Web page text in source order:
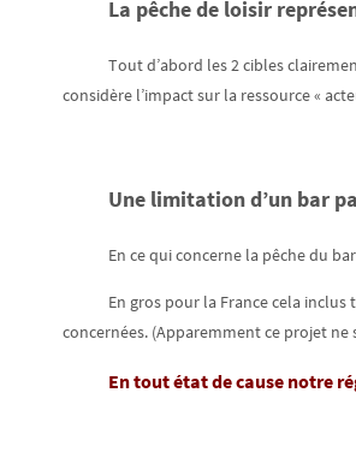
La pêche de loisir
Tout d’abord les 2 cibles
considère l’impact sur la ressource «
Une limitation d’un bar
En ce qui concerne la pêche du
En gros pour la France cela
concernées. (Apparemment ce projet ne
En tout état de cause notre